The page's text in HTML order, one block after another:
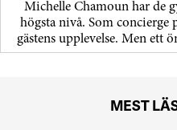
Michelle Chamoun har de
högsta nivå. Som concierge
gästens upp­levelse. Men ett
MEST